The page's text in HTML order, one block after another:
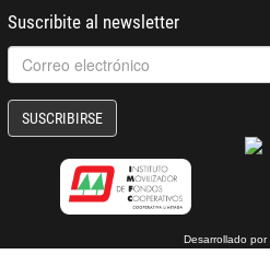
Suscribite al newsletter
SUSCRIBIRSE
Desarrollado por